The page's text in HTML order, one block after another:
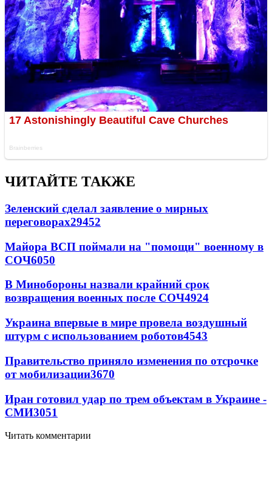
ЧИТАЙТЕ ТАКЖЕ
Зеленский сделал заявление о мирных
переговорах29452
Майора ВСП поймали на "помощи" военному в
СОЧ6050
В Минобороны назвали крайний срок
возвращения военных после СОЧ4924
Украина впервые в мире провела воздушный
штурм с использованием роботов4543
Правительство приняло изменения по отсрочке
от мобилизации3670
Иран готовил удар по трем объектам в Украине -
СМИ3051
Читать комментарии